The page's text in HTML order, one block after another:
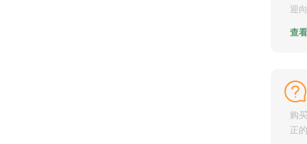
迎
查
购
正